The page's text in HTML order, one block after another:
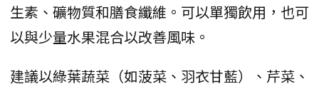
生素、礦物質和膳食纖維。可以單獨飲用，也可
以與少量水果混合以改善風味。
建議以綠葉蔬菜（如菠菜、羽衣甘藍）、芹菜、